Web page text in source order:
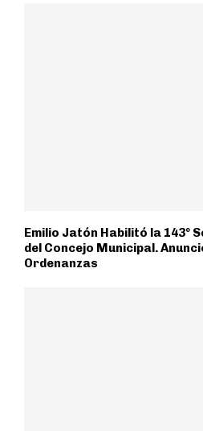
Emilio Jatón Habilitó la 143º
del Concejo Municipal.
Ordenanzas